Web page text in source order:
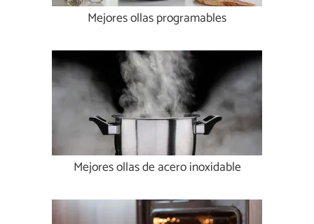
Mejores ollas programables
Mejores ollas de acero inoxidable